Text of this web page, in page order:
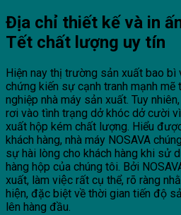
Địa chỉ thiết kế và in
Tết chất lượng uy tín
Hiện nay thị trường sản xuất bao
chứng kiến sự cạnh tranh mạnh mẽ
nghiệp nhà máy sản xuất. Tuy
rơi vào tình trạng dở khóc dở cười
xuất hộp kém chất lượng. Hiểu
khách hàng, nhà máy NOSAVA
sự hài lòng cho khách hàng khi sử
hàng hộp của chúng tôi. Bởi
xuất, làm việc rất cụ thể, rõ ràng
hiện, đặc biệt về thời gian tiến độ
lên hàng đầu.